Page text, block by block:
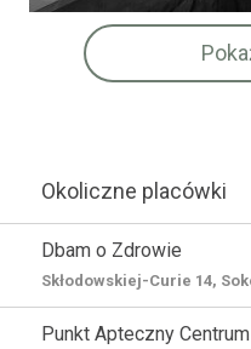
Okoliczne placówki
Dbam o Zdrowie
Skłodowskiej-Curie 14,
Punkt Apteczny Centrum